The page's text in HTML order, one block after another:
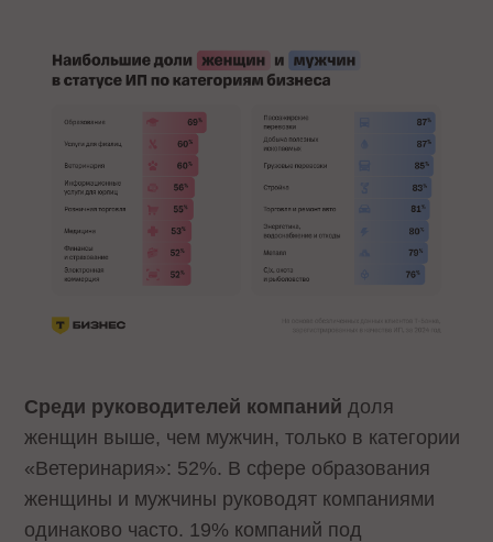
Среди руководителей компаний доля
женщин выше, чем мужчин, только в категории
«Ветеринария»: 52%. В сфере образования
женщины и мужчины руководят компаниями
одинаково часто. 19% компаний под